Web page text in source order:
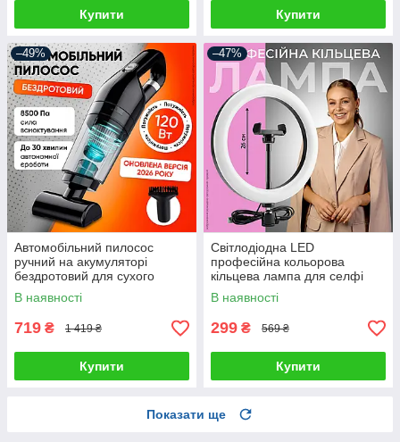
Купити Купити
–49%
Автомобільний пилосос
ручний на акумуляторі
бездротовий для сухого
прибирання автопилосос для
салону автомобіля з
насадками
В наявності
719 ₴ 1 419 ₴
Купити
–47%
Світлодіодна LED
професійна кольорова
кільцева лампа для селфі
блогерів предметної зйомки
26 см для фото і відео
В наявності
299 ₴ 569 ₴
Купити
Показати ще